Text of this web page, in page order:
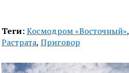
Теги:Космодром «Восточный»,
Растрата, Приговор